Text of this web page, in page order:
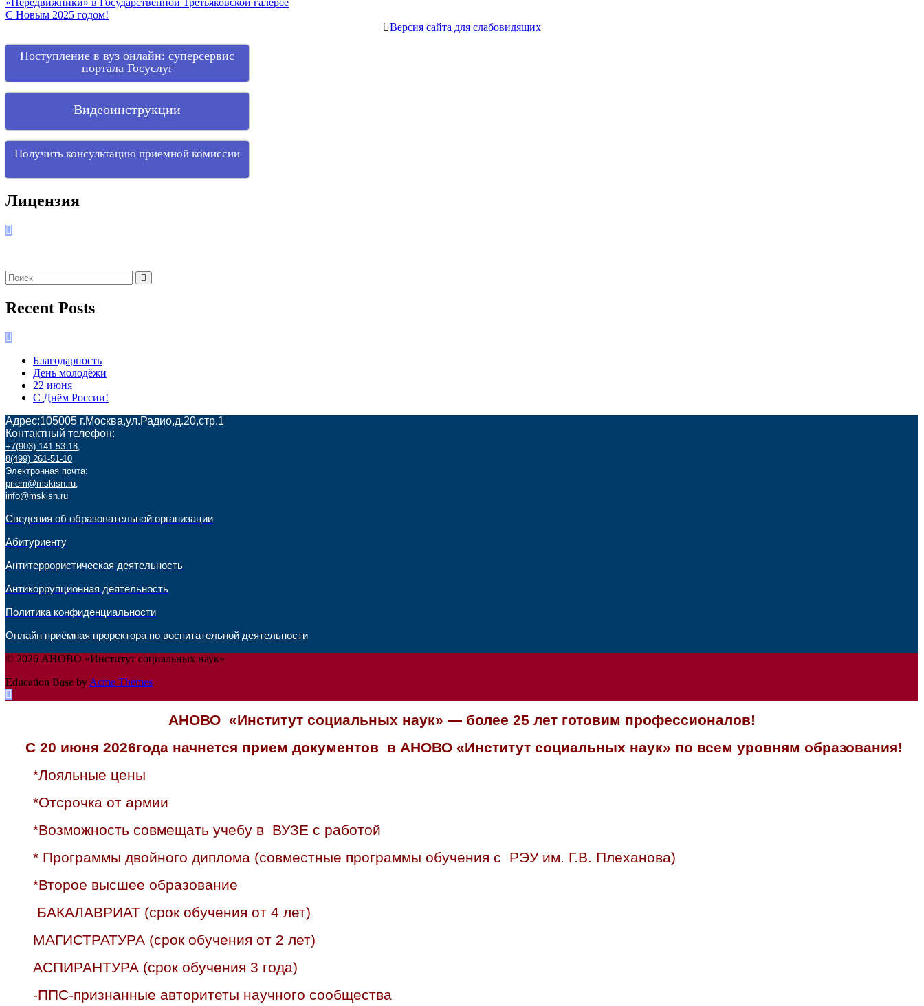
Навигация
по
записям
«Передвижники» в Государственной Третьяковской галерее
С Новым 2025 годом!
Версия сайта для слабовидящих
Поступление в вуз онлайн: суперсервис
портала Госуслуг
Видеоинструкции
Получить консультацию приемной комиссии
Лицензия
Recent Posts
Благодарность
День молодёжи
22 июня
С Днём России!
Адрес:105005 г.Москва,ул.Радио,д.20,стр.1
Контактный телефон:
+7(903) 141-53-18,
8(499) 261-51-10
Электронная почта:
priem@mskisn.ru,
info@mskisn.ru
Сведения об образовательной организации
Абитуриенту
Антитеррористическая деятельность
Антикоррупционная деятельность
Политика конфиденциальности
Онлайн приёмная проректора по воспитательной деятельности
© 2026 АНОВО «Институт социальных наук»
Education Base by Acme Themes
АНОВО «Институт социальных наук» — более 25 лет готовим профессионалов!
С 20 июня 2026года начнется прием документов в АНОВО «Институт социальных наук» по всем уровням образования!
*Лояльные цены
*Отсрочка от армии
*Возможность совмещать учебу в ВУЗЕ с работой
* Программы двойного диплома (совместные программы обучения с РЭУ им. Г.В. Плеханова)
*Второе высшее образование
БАКАЛАВРИАТ (срок обучения от 4 лет)
МАГИСТРАТУРА (срок обучения от 2 лет)
АСПИРАНТУРА (срок обучения 3 года)
-ППС-признанные авторитеты научного сообщества